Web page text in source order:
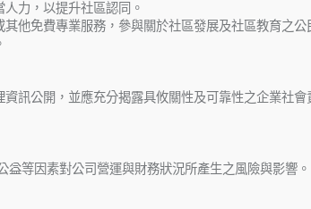
力，以提升社區認同。
他免費專業服務，參與關於社區發展及社區教育之公
訊公開，並應充分揭露具攸關性及可靠性之企業社會
等因素對公司營運與財務狀況所產生之風險與影響。